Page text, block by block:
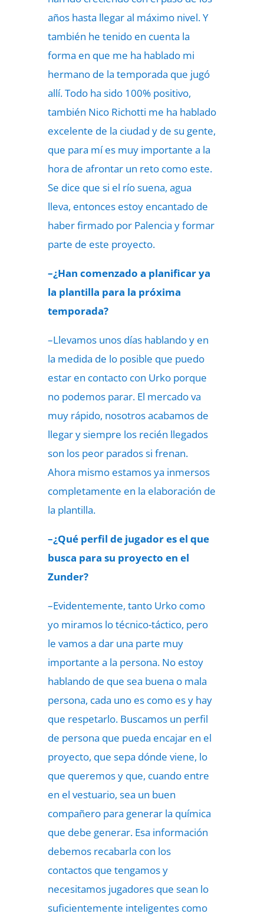
años hasta llegar al máximo nivel. Y
también he tenido en cuenta la
forma en que me ha hablado mi
hermano de la temporada que jugó
allí. Todo ha sido 100% positivo,
también Nico Richotti me ha hablado
excelente de la ciudad y de su gente,
que para mí es muy importante a la
hora de afrontar un reto como este.
Se dice que si el río suena, agua
lleva, entonces estoy encantado de
haber firmado por Palencia y formar
parte de este proyecto.
–¿Han comenzado a planificar ya
la plantilla para la próxima
temporada?
–Llevamos unos días hablando y en
la medida de lo posible que puedo
estar en contacto con Urko porque
no podemos parar. El mercado va
muy rápido, nosotros acabamos de
llegar y siempre los recién llegados
son los peor parados si frenan.
Ahora mismo estamos ya inmersos
completamente en la elaboración de
la plantilla.
–¿Qué perfil de jugador es el que
busca para su proyecto en el
Zunder?
–Evidentemente, tanto Urko como
yo miramos lo técnico-táctico, pero
le vamos a dar una parte muy
importante a la persona. No estoy
hablando de que sea buena o mala
persona, cada uno es como es y hay
que respetarlo. Buscamos un perfil
de persona que pueda encajar en el
proyecto, que sepa dónde viene, lo
que queremos y que, cuando entre
en el vestuario, sea un buen
compañero para generar la química
que debe generar. Esa información
debemos recabarla con los
contactos que tengamos y
necesitamos jugadores que sean lo
suficientemente inteligentes como